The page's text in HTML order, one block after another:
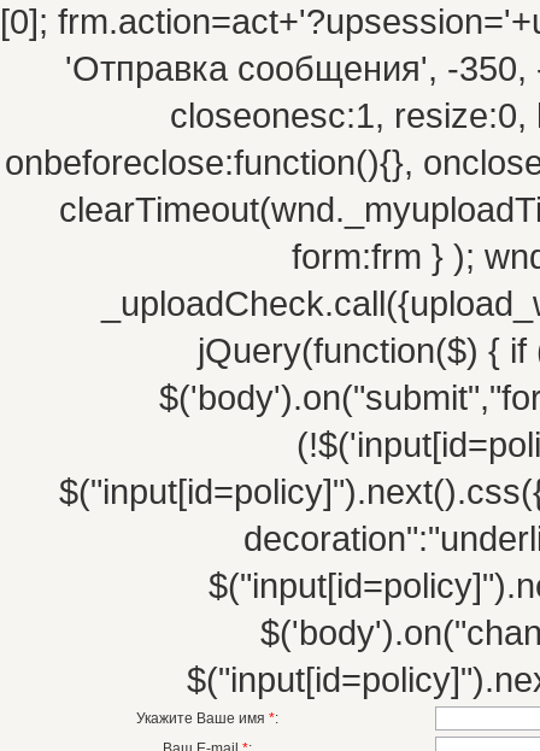
[0];
'Отправка сообщения', -350,
closeonesc:1,
onbeforeclose:function(){},
form:frm } );
jQuery(function($) {
Укажите Ваше имя *: